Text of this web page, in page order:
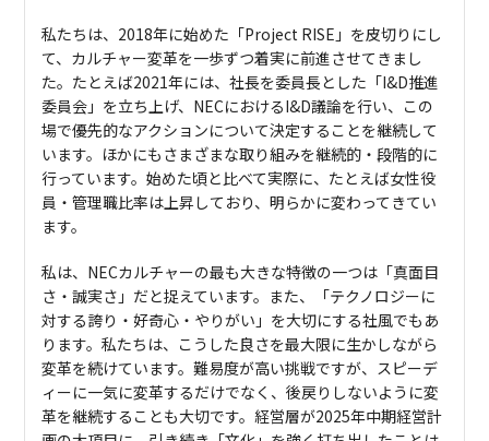
私たちは、2018年に始めた「Project RISE」を皮切りにし
て、カルチャー変革を一歩ずつ着実に前進させてきまし
た。たとえば2021年には、社長を委員長とした「I&D推進
委員会」を立ち上げ、NECにおけるI&D議論を行い、この
場で優先的なアクションについて決定することを継続して
います。ほかにもさまざまな取り組みを継続的・段階的に
行っています。始めた頃と比べて実際に、たとえば女性役
員・管理職比率は上昇しており、明らかに変わってきてい
ます。
私は、NECカルチャーの最も大きな特徴の一つは「真面目
さ・誠実さ」だと捉えています。また、「テクノロジーに
対する誇り・好奇心・やりがい」を大切にする社風でもあ
ります。私たちは、こうした良さを最大限に生かしながら
変革を続けています。難易度が高い挑戦ですが、スピーデ
ィーに一気に変革するだけでなく、後戻りしないように変
革を継続することも大切です。経営層が2025年中期経営計